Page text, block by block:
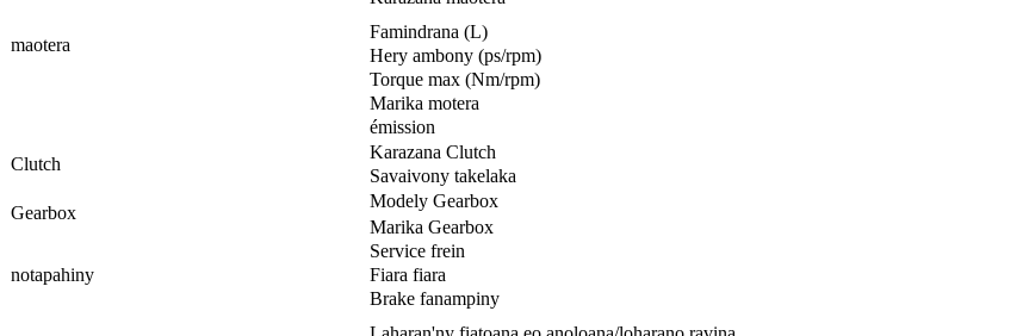
maotera
Famindrana (L)
Hery ambony (ps/rpm)
Torque max (Nm/rpm)
Marika motera
émission
Clutch
Karazana Clutch
Savaivony takelaka
Gearbox
Modely Gearbox
Marika Gearbox
notapahiny
Service frein
Fiara fiara
Brake fanampiny